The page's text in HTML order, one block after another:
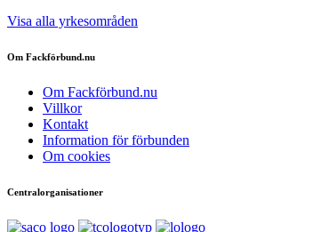
Visa alla yrkesområden
Om Fackförbund.nu
Om Fackförbund.nu
Villkor
Kontakt
Information för förbunden
Om cookies
Centralorganisationer